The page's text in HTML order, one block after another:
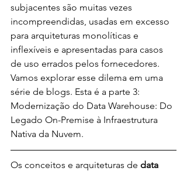
subjacentes são muitas vezes
incompreendidas, usadas em excesso
para arquiteturas monolíticas e
inflexíveis e apresentadas para casos
de uso errados pelos fornecedores.
Vamos explorar esse dilema em uma
série de blogs. Esta é a parte 3:
Modernização do Data Warehouse: Do
Legado On-Premise à Infraestrutura
Nativa da Nuvem.
Os conceitos e arquiteturas de data